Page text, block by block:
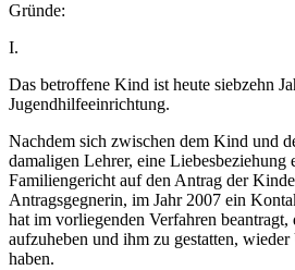
Gründe:
I.
Das betroffene Kind ist heute siebzehn
Jugendhilfeeinrichtung.
Nachdem sich zwischen dem Kind und
damaligen Lehrer, eine Liebesbeziehung
Familiengericht auf den Antrag der
Antragsgegnerin, im Jahr 2007 ein
hat im vorliegenden Verfahren
aufzuheben und ihm zu gestatten,
haben.